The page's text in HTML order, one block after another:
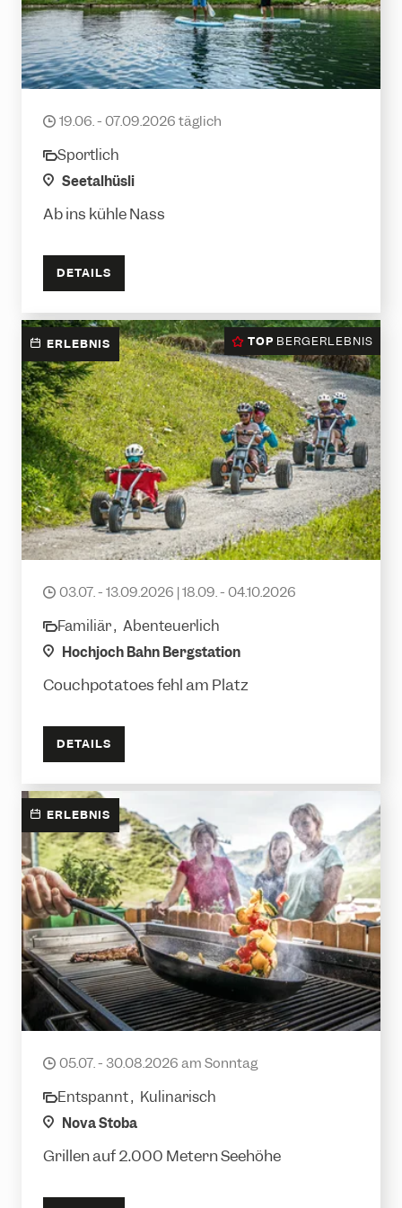
date
19.06. - 07.09.2026 täglich
category
Sportlich
location
Seetalhüsli
Ab ins kühle Nass
DETAILS
ERLEBNIS TOP BERGERLEBNIS
date
03.07. - 13.09.2026 | 18.09. - 04.10.2026
category
Familiär , Abenteuerlich
location
Hochjoch Bahn Bergstation
Couchpotatoes fehl am Platz
DETAILS
ERLEBNIS
date
05.07. - 30.08.2026 am Sonntag
category
Entspannt , Kulinarisch
location
Nova Stoba
Grillen auf 2.000 Metern Seehöhe